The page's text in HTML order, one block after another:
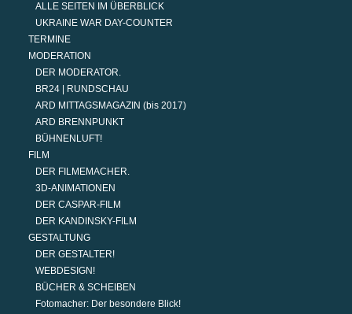
ALLE SEITEN IM ÜBERBLICK
UKRAINE WAR DAY-COUNTER
TERMINE
MODERATION
DER MODERATOR.
BR24 | RUNDSCHAU
ARD MITTAGSMAGAZIN (bis 2017)
ARD BRENNPUNKT
BÜHNENLUFT!
FILM
DER FILMEMACHER.
3D-ANIMATIONEN
DER CASPAR-FILM
DER KANDINSKY-FILM
GESTALTUNG
DER GESTALTER!
WEBDESIGN!
BÜCHER & SCHEIBEN
Fotomacher: Der besondere Blick!